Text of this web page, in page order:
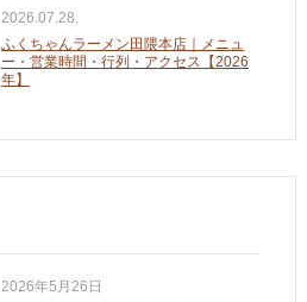
2026.07.28.
ふくちゃんラーメン田隈本店｜メニュ
ー・営業時間・行列・アクセス【2026
年】
2026年5月26日